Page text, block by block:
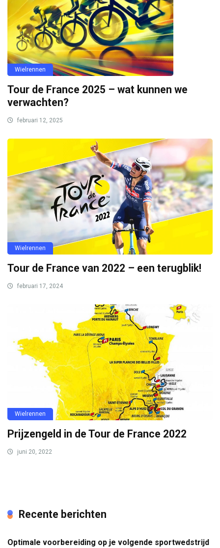
Wielrennen
Tour de France 2025 – wat kunnen we
verwachten?
februari 12, 2025
Wielrennen
Tour de France van 2022 – een terugblik!
februari 17, 2024
Wielrennen
Prijzengeld in de Tour de France 2022
juni 20, 2022
Recente berichten
Optimale voorbereiding op je volgende sportwedstrijd